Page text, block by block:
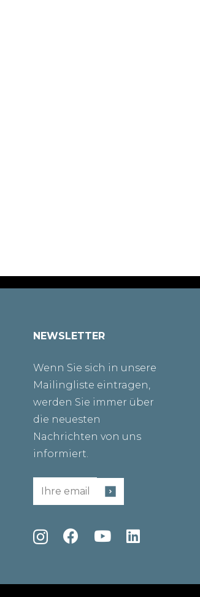
NEWSLETTER
Wenn Sie sich in unsere
Mailingliste eintragen,
werden Sie immer über
die neuesten
Nachrichten von uns
informiert.
Email
(erforderlich)